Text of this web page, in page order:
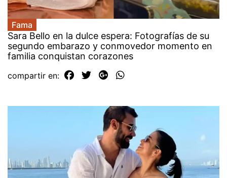
Fama
Sara Bello en la dulce espera: Fotografías de su
segundo embarazo y conmovedor momento en
familia conquistan corazones
compartir en: